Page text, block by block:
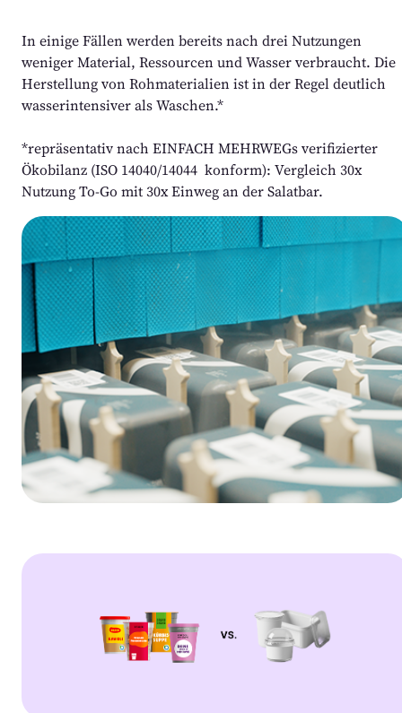
In einige Fällen werden bereits nach drei Nutzungen
weniger Material, Ressourcen und Wasser verbraucht. Die
Herstellung von Rohmaterialien ist in der Regel deutlich
wasserintensiver als Waschen.*
*repräsentativ nach EINFACH MEHRWEGs verifizierter
Ökobilanz (ISO 14040/14044  konform): Vergleich 30x
Nutzung To-Go mit 30x Einweg an der Salatbar.